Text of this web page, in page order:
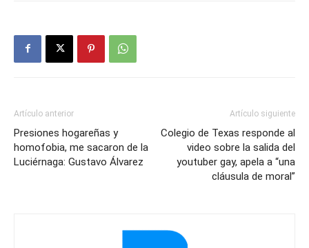
Artículo anterior
Presiones hogareñas y
homofobia, me sacaron de la
Luciérnaga: Gustavo Álvarez
Artículo siguiente
Colegio de Texas responde al
video sobre la salida del
youtuber gay, apela a “una
cláusula de moral”